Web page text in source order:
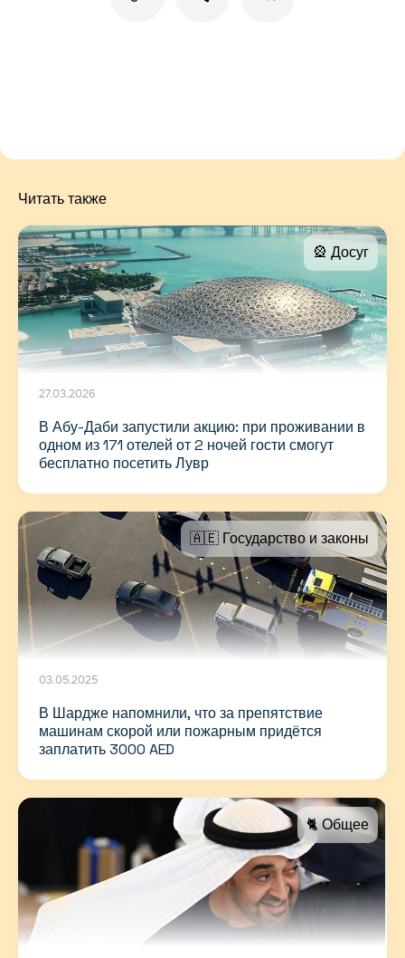
Читать также
🎡 Досуг
27.03.2026
В Абу-Даби запустили акцию: при проживании в
одном из 171 отелей от 2 ночей гости смогут
бесплатно посетить Лувр
🇦🇪 Государство и законы
03.05.2025
В Шардже напомнили, что за препятствие
машинам скорой или пожарным придётся
заплатить 3000 AED
🐈 Общее